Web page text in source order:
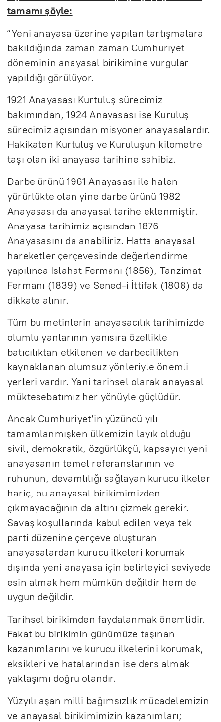
tamamı şöyle:
“Yeni anayasa üzerine yapılan tartışmalara
bakıldığında zaman zaman Cumhuriyet
döneminin anayasal birikimine vurgular
yapıldığı görülüyor.
1921 Anayasası Kurtuluş sürecimiz
bakımından, 1924 Anayasası ise Kuruluş
sürecimiz açısından misyoner anayasalardır.
Hakikaten Kurtuluş ve Kuruluşun kilometre
taşı olan iki anayasa tarihine sahibiz.
Darbe ürünü 1961 Anayasası ile halen
yürürlükte olan yine darbe ürünü 1982
Anayasası da anayasal tarihe eklenmiştir.
Anayasa tarihimiz açısından 1876
Anayasasını da anabiliriz. Hatta anayasal
hareketler çerçevesinde değerlendirme
yapılınca Islahat Fermanı (1856), Tanzimat
Fermanı (1839) ve Sened-i İttifak (1808) da
dikkate alınır.
Tüm bu metinlerin anayasacılık tarihimizde
olumlu yanlarının yanısıra özellikle
batıcılıktan etkilenen ve darbecilikten
kaynaklanan olumsuz yönleriyle önemli
yerleri vardır. Yani tarihsel olarak anayasal
müktesebatımız her yönüyle güçlüdür.
Ancak Cumhuriyet’in yüzüncü yılı
tamamlanmışken ülkemizin layık olduğu
sivil, demokratik, özgürlükçü, kapsayıcı yeni
anayasanın temel referanslarının ve
ruhunun, devamlılığı sağlayan kurucu ilkeler
hariç, bu anayasal birikimimizden
çıkmayacağının da altını çizmek gerekir.
Savaş koşullarında kabul edilen veya tek
parti düzenine çerçeve oluşturan
anayasalardan kurucu ilkeleri korumak
dışında yeni anayasa için belirleyici seviyede
esin almak hem mümkün değildir hem de
uygun değildir.
Tarihsel birikimden faydalanmak önemlidir.
Fakat bu birikimin günümüze taşınan
kazanımlarını ve kurucu ilkelerini korumak,
eksikleri ve hatalarından ise ders almak
yaklaşımı doğru olandır.
Yüzyılı aşan milli bağımsızlık mücadelemizin
ve anayasal birikimimizin kazanımları;